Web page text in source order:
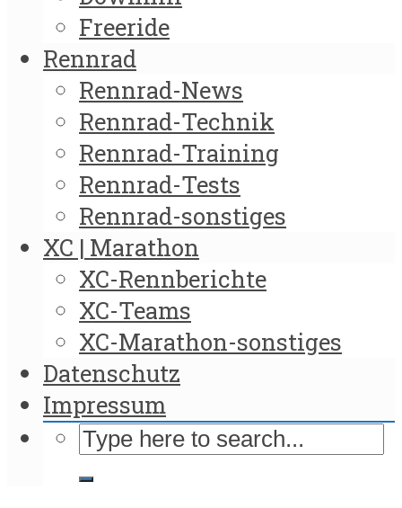
Freeride
Rennrad
Rennrad-News
Rennrad-Technik
Rennrad-Training
Rennrad-Tests
Rennrad-sonstiges
XC | Marathon
XC-Rennberichte
XC-Teams
XC-Marathon-sonstiges
Datenschutz
Impressum